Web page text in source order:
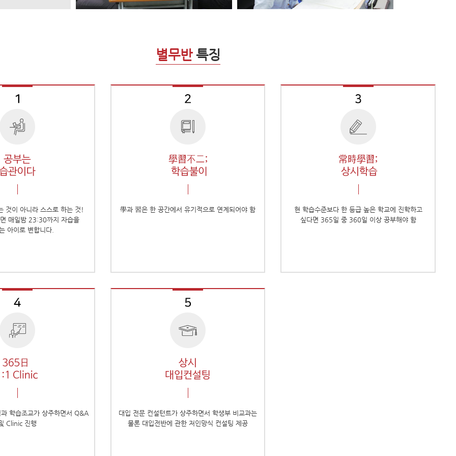
별무반특징
것이 아니라 스스로 하는 것!
매일밤 23:30까지 자습을
아이로 변합니다.
學과 習은 한 공간에서 유기적으로 연계되어야 함
현 학습수준보다 한 등급 높은 학교에 진학하고
싶다면 365일 중 360일 이상 공부해야 함
학습조교가 상주하면서 Q&A
Clinic 진행
대입 전문 컨설턴트가 상주하면서 학생부 비교과는
물론 대입전반에 관한 저인망식 컨설팅 제공